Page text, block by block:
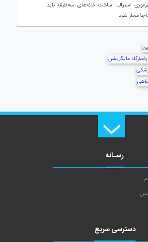
استرالیا: ساخت خانه‌های سه‌طبقه باید
مجاز شود
رسـانه
دسترسی سریع